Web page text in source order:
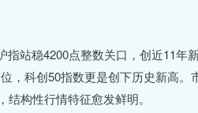
站稳4200点整数关口，创近11年
，科创50指数更是创下历史新高。
构性行情特征愈发鲜明。